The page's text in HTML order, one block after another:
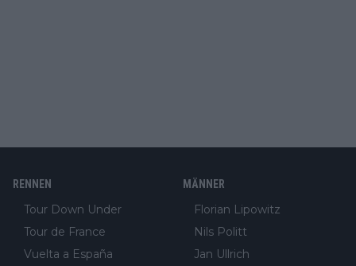
RENNEN
Tour Down Under
Tour de France
Vuelta a España
MÄNNER
Florian Lipowitz
Nils Politt
Jan Ullrich